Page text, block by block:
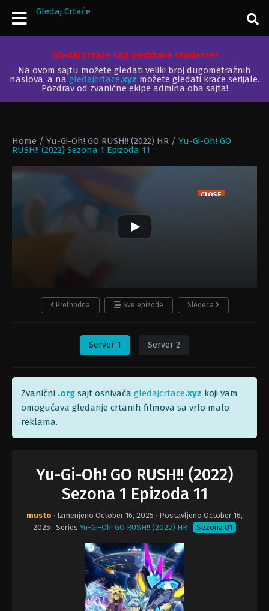
Gledaj Crtaće
Gledaj Crtaće sajt podržava studente!
Na ovom sajtu možete gledati veliki broj dugometražnih
naslova, a na gledajcrtace.xyz možete gledati kraće serijale.
Pozdrav od zvanične ekipe admina oba sajta!
Home / Yu-Gi-Oh! GO RUSH!! (2022) HR / Yu-Gi-Oh! GO
RUSH!! (2022) Sezona 1 Epizoda 11
CLOSE
Prethodna Sve epizode Sledeća
Server 1 Server 2
Zvanični .org sajt osnivača gledajcrtace.xyz koji vam
omogućava gledanje crtanih filmova sa vrlo malo
reklama.
Yu-Gi-Oh! GO RUSH!! (2022)
Sezona 1 Epizoda 11
musto · Izmenjeno October 16, 2025 · Postavljeno October 16,
2025 · Series Yu-Gi-Oh! GO RUSH!! (2022) HR · Sezona 01